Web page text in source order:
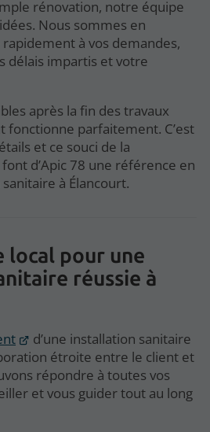
rénovation, notre équipe
Nous sommes en
à vos demandes,
délais impartis et votre
après la fin des travaux
fonctionne parfaitement. C’est
et ce souci de la
d’Apic 78 une référence en
à Élancourt.
local pour une
réussie à
d’une installation sanitaire
étroite entre le client et
répondre à toutes vos
et vous guider tout au long